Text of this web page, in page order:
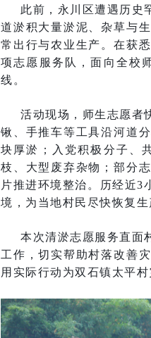
此前，永川区遭遇历史
道淤积大量淤泥、杂草与
常出行与农业生产。在获
项志愿服务队，面向全校
线。
活动现场，师生志愿者
锹、手推车等工具沿河道
块厚淤；入党积极分子、
枝、大型废弃杂物；部分
片推进环境整治。历经近3
境，为当地村民尽快恢复生
本次清淤志愿服务直面
工作，切实帮助村落改善
用实际行动为双石镇太平